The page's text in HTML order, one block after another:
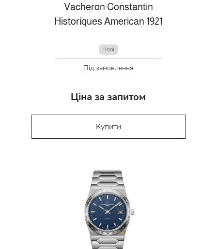
Vacheron Constantin
Historiques American 1921
Нові
Під замовлення
Ціна за запитом
Купити